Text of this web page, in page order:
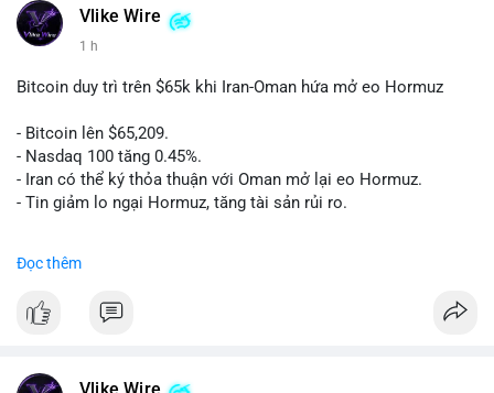
Vlike Wire
1 h
Bitcoin duy trì trên $65k khi Iran-Oman hứa mở eo Hormuz
- Bitcoin lên $65,209.
- Nasdaq 100 tăng 0.45%.
- Iran có thể ký thỏa thuận với Oman mở lại eo Hormuz.
- Tin giảm lo ngại Hormuz, tăng tài sản rủi ro.
📰 Nguồn: CoinDesk
Đọc thêm